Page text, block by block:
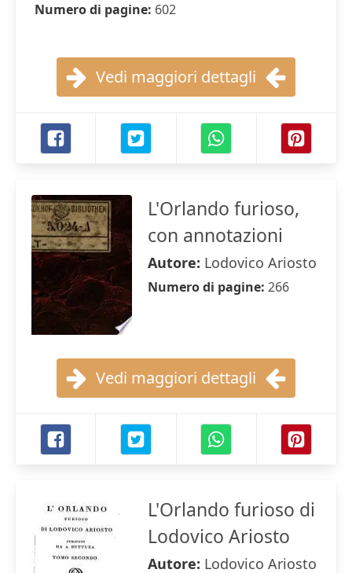
Numero di pagine: 602
Vedi maggiori dettagli
L'Orlando furioso,
con annotazioni
Autore: Lodovico Ariosto
Numero di pagine: 266
Vedi maggiori dettagli
L'Orlando furioso di
Lodovico Ariosto
Autore: Lodovico Ariosto